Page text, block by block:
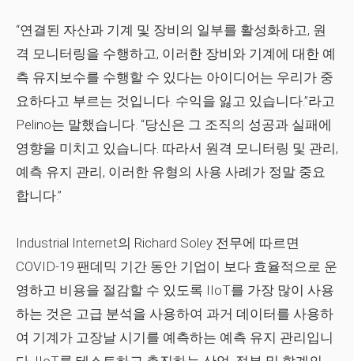
“연결된 자산과 기계 및 장비의 일부를 활성화하고, 원
격 모니터링을 수행하고, 이러한 장비와 기계에 대한 예
측 유지보수를 수행할 수 있다는 아이디어는 우리가 중
요하다고 부르는 것입니다. 수익을 잃고 있습니다.”라고
Pelino는 말했습니다. “당신은 그 조직의 성공과 실패에
영향을 미치고 있습니다. 따라서 원격 모니터링 및 관리,
예측 유지 관리, 이러한 유형의 사용 사례가 정말 중요
합니다.”
Industrial Internet의 Richard Soley 전무에 따르면
COVID-19 팬데믹 기간 동안 기업이 보다 효율적으로 운
영하고 비용을 절감할 수 있도록 IIoT를 가장 많이 사용
하는 것은 고급 분석을 사용하여 과거 데이터를 사용하
여 기계가 고장날 시기를 예측하는 예측 유지 관리입니